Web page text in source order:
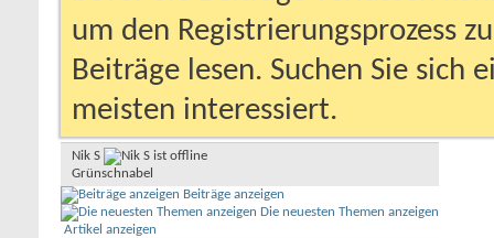
um den Registrierungsprozess
Beiträge lesen. Suchen Sie sich
meisten interessiert.
Nik S
Grünschnabel
Beiträge anzeigen
Die neuesten Themen anzeigen
Artikel anzeigen